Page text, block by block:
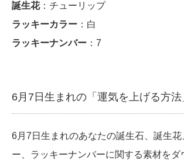
誕生花：チューリップ
ラッキーカラー ：白
ラッキーナンバー ：7
6月7日生まれの「運気を上げる方法
6月7日生まれのあなたの誕生石、誕生花
ー、ラッキーナンバーに関する素材をダ